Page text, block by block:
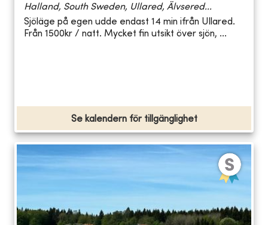
Halland, South Sweden, Ullared, Älvsered...
Sjöläge på egen udde endast 14 min ifrån Ullared.
Från 1500kr / natt. Mycket fin utsikt över sjön, ...
Se kalendern för tillgänglighet